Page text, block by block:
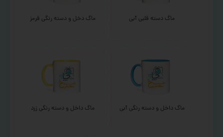
ماگ دسته قلبی آبی ماگ دخل و دسته رنگی قرمز
ماگ داخل و دسته رنگی آبی ماگ داخل و دسته رنگی زرد